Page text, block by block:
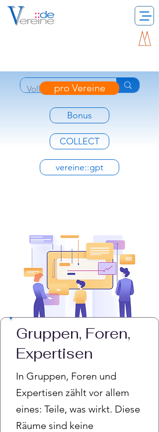
pro Vereine
Bonus
COLLECT
vereine::gpt
Gruppen, Foren,
Expertisen
In Gruppen, Foren und
Expertisen zählt vor allem
eines: Teile, was wirkt. Diese
Räume sind keine